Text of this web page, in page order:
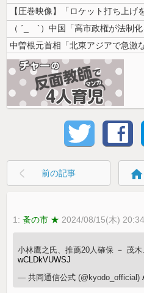
中曽根元首相「北東アジアで急激
前の記事 home
1:蚤の市 ★ 2024/08/15(木)
小林鷹之氏、推薦20人確保 － 茂
wCLDkVUWSJ
— 共同通信公式 (@kyodo_official)